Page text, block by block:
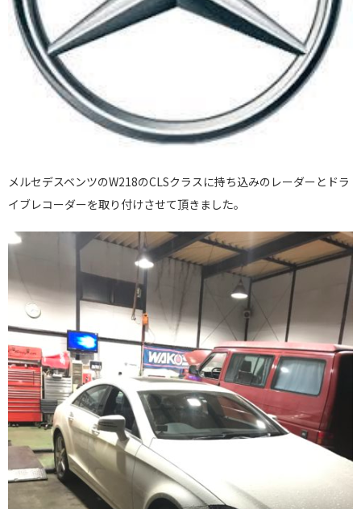
メルセデスベンツのW218のCLSクラスに持ち込みのレーダーとドラ
イブレコーダーを取り付けさせて頂きました。